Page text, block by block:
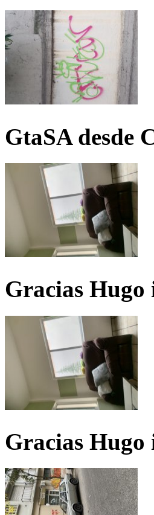
GtaSA desde
Gracias Hugo
Gracias Hugo